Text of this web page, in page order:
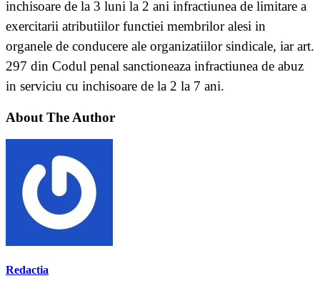
inchisoare de la 3 luni la 2 ani infractiunea de limitare a
exercitarii atributiilor functiei membrilor alesi in
organele de conducere ale organizatiilor sindicale, iar art.
297 din Codul penal sanctioneaza infractiunea de abuz
in serviciu cu inchisoare de la 2 la 7 ani.
About The Author
Redactia